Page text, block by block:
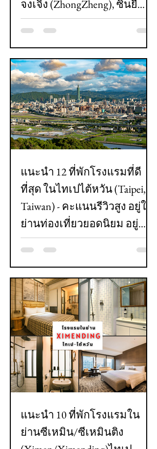
จงเจิ้ง (ZhongZheng), ซินยี่
(Xinyi), จงซาน (Zhogshan),
แนะนำ 12 ที่พักโรงแรมที่ดี
ที่สุด ในไทเปไต้หวัน (Taipei,
Taiwan) - คะแนนรีวิวสูง อยู่ใน
ย่านท่องเที่ยวยอดนิยม อยู่
ใกล้สถานีรถไฟ ใกล้แหล่งท่อง
ราคาคุ้มค่า - อัปเดต 2024
แนะนำ 10 ที่พักโรงแรมใน
ย่านซีเหมิน/ซีเหมินติง